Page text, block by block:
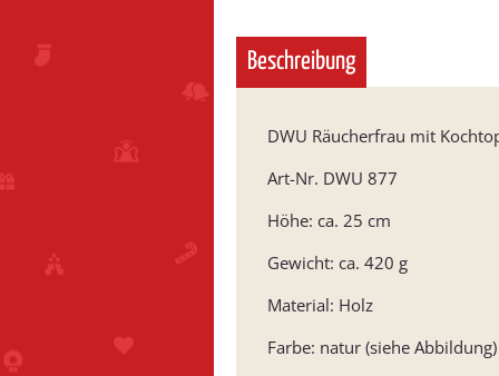
Beschreibung
DWU Räucherfrau mit
Art-Nr. DWU 877
Höhe: ca. 25 cm
Gewicht: ca. 420 g
Material: Holz
Farbe: natur (siehe Abbildung)